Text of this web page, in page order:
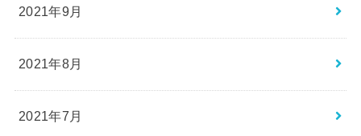
2021年9月
2021年8月
2021年7月